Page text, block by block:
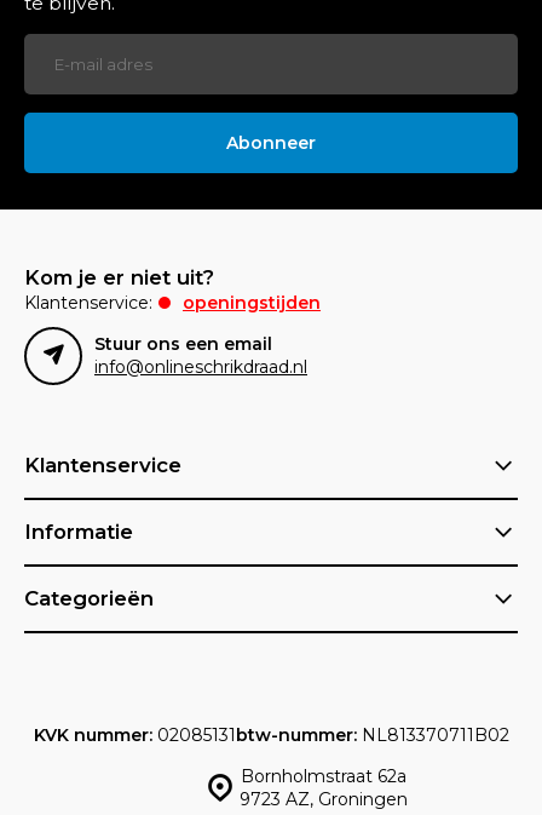
Abonneer
Kom je er niet uit?
Klantenservice:
openingstijden
Stuur ons een email
info@onlineschrikdraad.nl
Klantenservice
Informatie
Categorieën
Bornholmstraat 62a
9723 AZ, Groningen
KVK nummer:02085131btw-nummer:NL813370711B02